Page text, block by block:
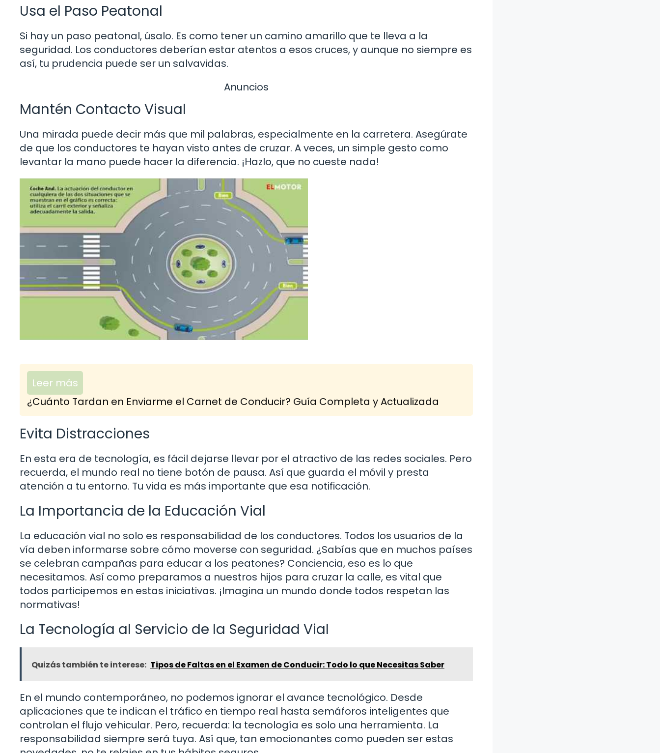
Usa el Paso Peatonal
Si hay un paso peatonal, úsalo. Es como tener un camino amarillo que te lleva a la
seguridad. Los conductores deberían estar atentos a esos cruces, y aunque no siempre es
así, tu prudencia puede ser un salvavidas.
Anuncios
Mantén Contacto Visual
Una mirada puede decir más que mil palabras, especialmente en la carretera. Asegúrate
de que los conductores te hayan visto antes de cruzar. A veces, un simple gesto como
levantar la mano puede hacer la diferencia. ¡Hazlo, que no cueste nada!
Leer más
¿Cuánto Tardan en Enviarme el Carnet de Conducir? Guía Completa y Actualizada
Evita Distracciones
En esta era de tecnología, es fácil dejarse llevar por el atractivo de las redes sociales. Pero
recuerda, el mundo real no tiene botón de pausa. Así que guarda el móvil y presta
atención a tu entorno. Tu vida es más importante que esa notificación.
La Importancia de la Educación Vial
La educación vial no solo es responsabilidad de los conductores. Todos los usuarios de la
vía deben informarse sobre cómo moverse con seguridad. ¿Sabías que en muchos países
se celebran campañas para educar a los peatones? Conciencia, eso es lo que
necesitamos. Así como preparamos a nuestros hijos para cruzar la calle, es vital que
todos participemos en estas iniciativas. ¡Imagina un mundo donde todos respetan las
normativas!
La Tecnología al Servicio de la Seguridad Vial
Quizás también te interese: Tipos de Faltas en el Examen de Conducir: Todo lo que Necesitas Saber
En el mundo contemporáneo, no podemos ignorar el avance tecnológico. Desde
aplicaciones que te indican el tráfico en tiempo real hasta semáforos inteligentes que
controlan el flujo vehicular. Pero, recuerda: la tecnología es solo una herramienta. La
responsabilidad siempre será tuya. Así que, tan emocionantes como pueden ser estas